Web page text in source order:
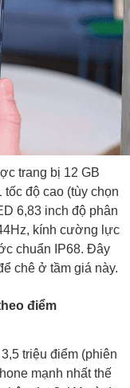
trang bị 12 GB
độ cao (tùy chọn
6,83 inch độ phân
kính cường lực
chuẩn IP68. Đây
chê ở tầm giá này.
điểm
triệu điểm (phiên
mạnh nhất thế